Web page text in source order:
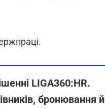
LIGA360:HR.
бронювання й